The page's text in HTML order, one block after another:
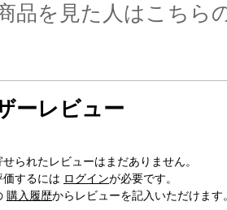
品を見た人はこちら
ーレビュー
られたレビューはまだありません。
価するには ログインが必要です。
購入履歴からレビューを記入いただけます。